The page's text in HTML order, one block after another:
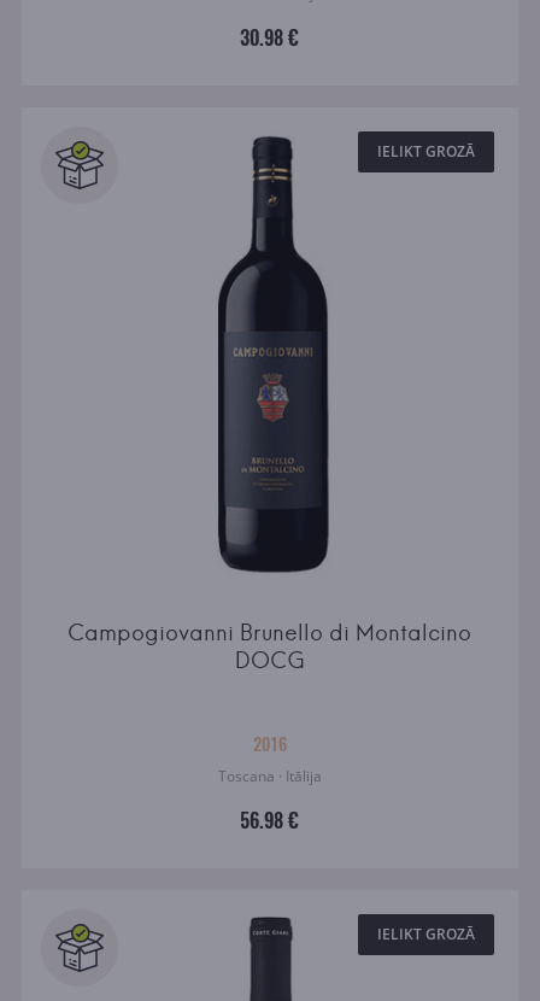
30.98 €
IELIKT GROZĀ
Campogiovanni Brunello di Montalcino
DOCG
2016
Toscana · Itālija
56.98 €
IELIKT GROZĀ